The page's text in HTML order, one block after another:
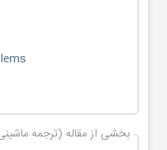
بخشی از مقاله (ترجمه